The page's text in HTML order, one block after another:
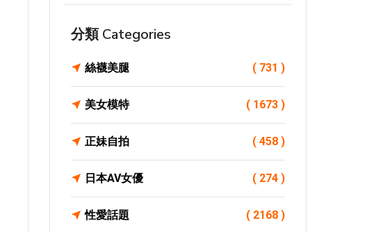
分類 Categories
絲襪美腿 ( 731 )
美女模特 ( 1673 )
正妹自拍 ( 458 )
日本AV女優 ( 274 )
性愛話題 ( 2168 )